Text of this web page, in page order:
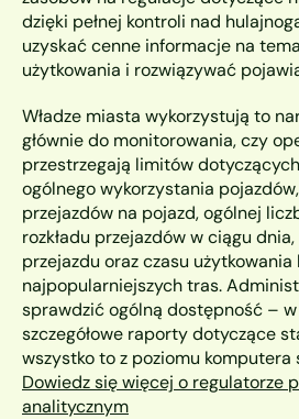
dzięki pełnej kontroli nad
uzyskać cenne informacje na
użytkowania i rozwiązywać
Władze miasta wykorzystują to
głównie do monitorowania, czy
przestrzegają limitów
ogólnego wykorzystania
przejazdów na pojazd, ogólnej
rozkładu przejazdów w ciągu
przejazdu oraz czasu użytkowania
najpopularniejszych tras.
sprawdzić ogólną dostępność –
szczegółowe raporty dotyczące
wszystko to z poziomu komputera
Dowiedz się więcej o regulatorze
analitycznym